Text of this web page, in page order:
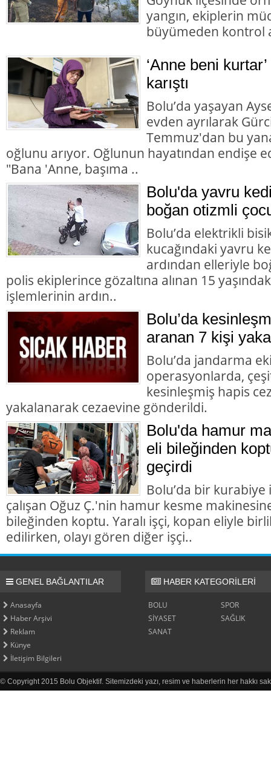
yangın, ekiplerin
büyümeden kontrol
‘Anne beni
karıştı
Bolu’da yaşayan
evden ayrılarak
Temmuz'dan bu
oğlunu arıyor. Oğlunun hayatından endişe
"Bana 'Anne, başıma ..
Bolu'da yavru
boğan otizmli
Bolu’da elektrikli
kucağındaki yavru
ardından elleriyle
polis ekiplerince gözaltına alınan 15
işlemlerinin ardın..
Bolu’da
aranan 7 kişi
Bolu’da jandarma
operasyonlarda,
kesinleşmiş hapis
yakalanarak cezaevine gönderildi.
Bolu'da hamur
eli bileğinden
geçirdi
Bolu’da bir
çalışan Oğuz Ç.'nin hamur kesme
bileğinden koptu. Yaralı işçi, kopan eliyle
edilirken, olayı gören diğer işçi..
GENEL BAĞLANTILAR
Anasayfa
Haber Arşivi
Reklam
Künye
İletişim Bilgileri
HABER KATEGORİLERİ
BOLU
SPOR
SİYASET
SAĞLIK
SANAT
© Copyright 2015 Bolu Objektif. Sitemizdeki yazı, resim ve haberlerin her hakkı